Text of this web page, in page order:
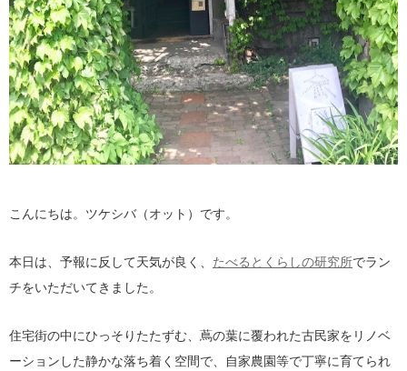
こんにちは。ツケシバ（オット）です。
本日は、予報に反して天気が良く、 たべるとくらしの研究所でラン
チをいただいてきました。
住宅街の中にひっそりたたずむ、蔦の葉に覆われた古民家をリノベ
ーションした静かな落ち着く空間で、自家農園等で丁寧に育てられ